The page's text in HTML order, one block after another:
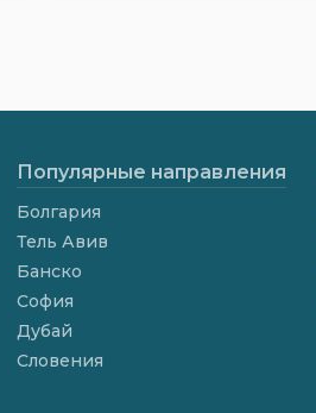
Популярные направления
Болгария
Тель Авив
Банско
София
Дубай
Словения